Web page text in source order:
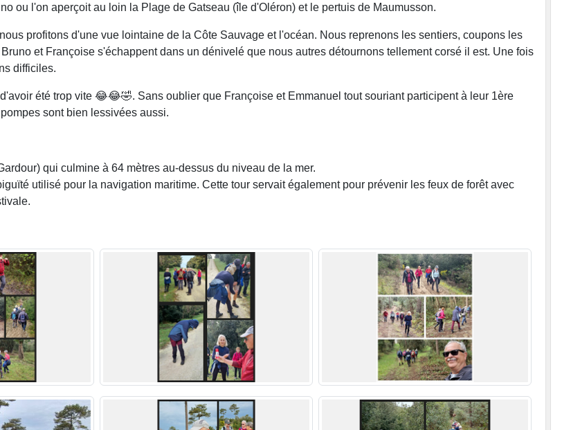
ou l'on aperçoit au loin la Plage de Gatseau (île d'Oléron) et le pertuis de Maumusson.
profitons d'une vue lointaine de la Côte Sauvage et l'océan. Nous reprenons les sentiers, coupons les
et Françoise s'échappent dans un dénivelé que nous autres détournons tellement corsé il est. Une fois
difficiles.
été trop vite 😂😂🤣. Sans oublier que Françoise et Emmanuel tout souriant participent à leur 1ère
sont bien lessivées aussi.
qui culmine à 64 mètres au-dessus du niveau de la mer.
utilisé pour la navigation maritime. Cette tour servait également pour prévenir les feux de forêt avec